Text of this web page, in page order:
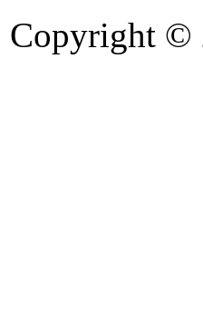
Copyright ©